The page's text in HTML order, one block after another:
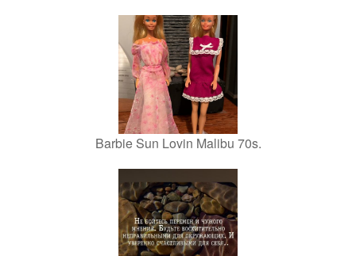
Barbie Sun Lovin Malibu 70s.